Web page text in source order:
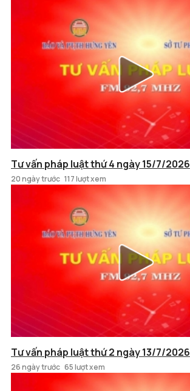
Tư vấn pháp luật thứ 4 ngày 15/7/2026
20 ngày trước 117 lượt xem
Tư vấn pháp luật thứ 2 ngày 13/7/2026
26 ngày trước 65 lượt xem